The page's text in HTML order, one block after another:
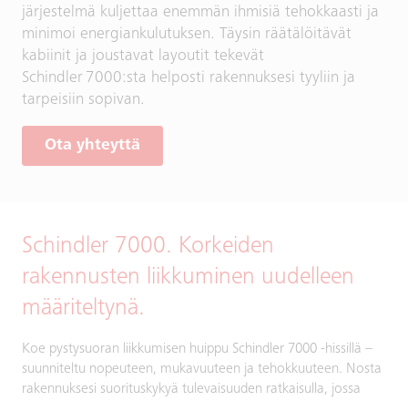
järjestelmä kuljettaa enemmän ihmisiä tehokkaasti ja
minimoi energiankulutuksen. Täysin räätälöitävät
kabiinit ja joustavat layoutit tekevät
Schindler 7000:sta helposti rakennuksesi tyyliin ja
tarpeisiin sopivan.
Ota yhteyttä
Schindler 7000. Korkeiden
rakennusten liikkuminen uudelleen
määriteltynä.
Koe pystysuoran liikkumisen huippu Schindler 7000 -hissillä –
suunniteltu nopeuteen, mukavuuteen ja tehokkuuteen. Nosta
rakennuksesi suorituskykyä tulevaisuuden ratkaisulla, jossa